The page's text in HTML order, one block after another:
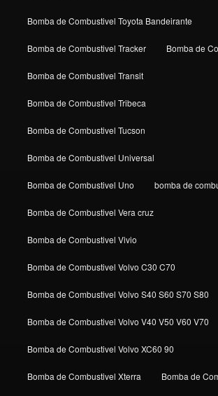
Bomba de Combustivel Toyota Bandeirante
Bomba de Combustivel Tracker Bomba de
Bomba de Combustivel Transit
Bomba de Combustivel Tribeca
Bomba de Combustivel Tucson
Bomba de Combustivel Universal
Bomba de Combustivel Uno bomba de
Bomba de Combustivel Vera cruz
Bomba de Combustivel Vivio
Bomba de Combustivel Volvo C30 C70
Bomba de Combustivel Volvo S40 S60 S70 S80
Bomba de Combustivel Volvo V40 V50 V60 V70
Bomba de Combustivel Volvo XC60 90
Bomba de Combustivel Xterra Bomba de